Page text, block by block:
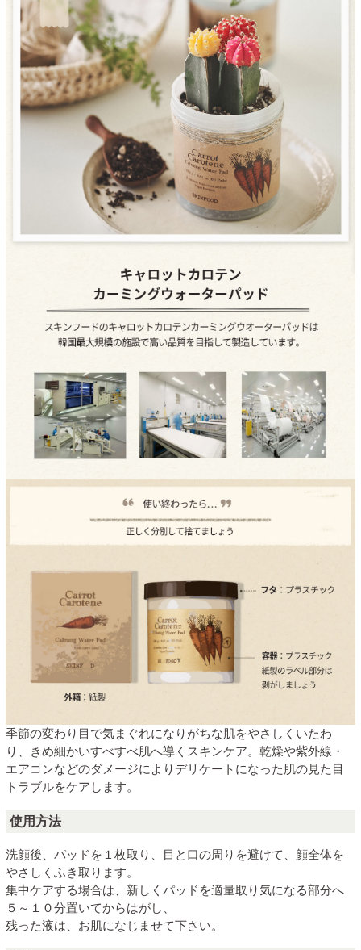
季節の変わり目で気まぐれになりがちな肌をやさしくいたわ
り、きめ細かいすべすべ肌へ導くスキンケア。乾燥や紫外線・
エアコンなどのダメージによりデリケートになった肌の見た目
トラブルをケアします。
使用方法
洗顔後、パッドを１枚取り、目と口の周りを避けて、顔全体を
やさしくふき取ります。
集中ケアする場合は、新しくパッドを適量取り気になる部分へ
５～１０分置いてからはがし、
残った液は、お肌になじませて下さい。